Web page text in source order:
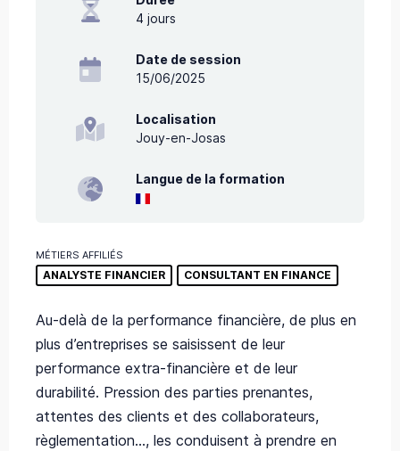
4 jours
Date de session
15/06/2025
Localisation
Jouy-en-Josas
Langue de la formation
MÉTIERS AFFILIÉS
ANALYSTE FINANCIER CONSULTANT EN FINANCE
Au-delà de la performance financière, de plus en
plus d’entreprises se saisissent de leur
performance extra-financière et de leur
durabilité. Pression des parties prenantes,
attentes des clients et des collaborateurs,
règlementation…, les conduisent à prendre en